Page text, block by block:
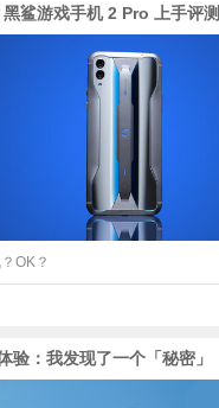
鲨游戏手机 2 Pro 上手评测
OK？
验：我发现了一个「秘密」